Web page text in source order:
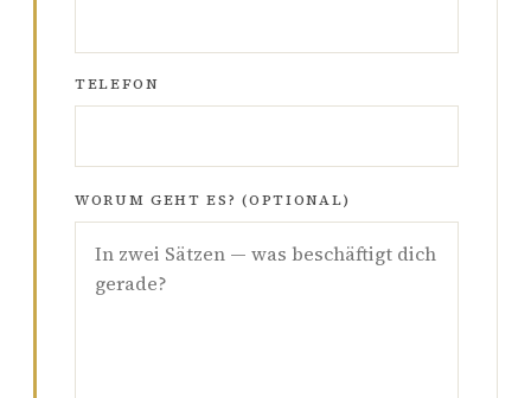
TELEFON
WORUM GEHT ES? (OPTIONAL)